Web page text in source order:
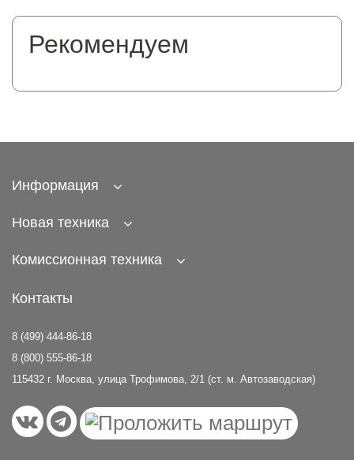
Рекомендуем
Информация
Новая техника
Комиссионная техника
Контакты
8 (499) 444-86-18
8 (800) 555-86-18
115432 г. Москва, улица Трофимова, 2/1 (ст. м. Автозаводская)